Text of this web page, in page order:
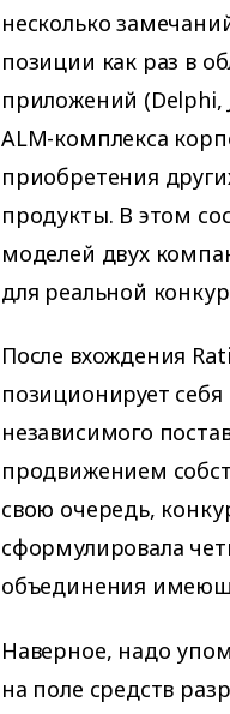
несколько
позиции как раз в
приложений (Delphi,
ALM-комплекса
приобретения
продукты. В этом
моделей двух
для реальной
После вхождения
позиционирует
независимого
продвижением
свою очередь,
сформулировала
объединения
Наверное, надо
на поле средств